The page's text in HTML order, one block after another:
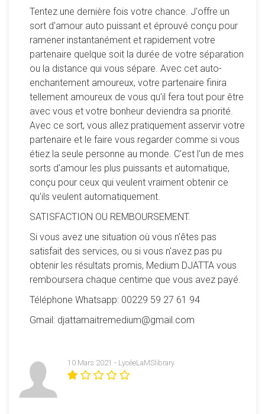
Et pour finir une petite modernisation du titre.
8 février 2022: Petite mise à jour pour corriger le
problème (bien caché, désolé pour le délai) de la traduction
du verbe led (guider). Au passage, comme pour d'autres
verbes, une deuxième traduction est acceptée (mener).
Vous devez être connecté pour pouvoir laisser un
message.
54 commentaires pour ce jeu :
Chocapic3 (11/03/2023 à 15h53)
C'EST LE MEILLEUR JEU POUR REVISER CES VERBES
IRREGULLIERS D'ANGLAIS !!!
Chocapic3 (11/03/2023 à 15h48)
SPREAD .
PS: Je vous conseille de regarder la liste des verbes
Tentez une dernière fois votre chance. J'offre un
sort d'amour auto puissant et éprouvé conçu pour
ramener instantanément et rapidement votre
partenaire quelque soit la durée de votre séparation
ou la distance qui vous sépare. Avec cet auto-
enchantement amoureux, votre partenaire finira
tellement amoureux de vous qu'il fera tout pour être
avec vous et votre bonheur deviendra sa priorité.
Avec ce sort, vous allez pratiquement asservir votre
partenaire et le faire vous regarder comme si vous
étiez la seule personne au monde. C'est l'un de mes
sorts d'amour les plus puissants et automatique,
conçu pour ceux qui veulent vraiment obtenir ce
qu'ils veulent automatiquement.
SATISFACTION OU REMBOURSEMENT.
Si vous avez une situation où vous n'êtes pas
satisfait des services, ou si vous n'avez pas pu
obtenir les résultats promis, Medium DJATTA vous
remboursera chaque centime que vous avez payé.
Téléphone Whatsapp: 00229 59 27 61 94
Gmail: djattamaitremedium@gmail.com
10 Mars 2021 - LycéeLaMSlibrary